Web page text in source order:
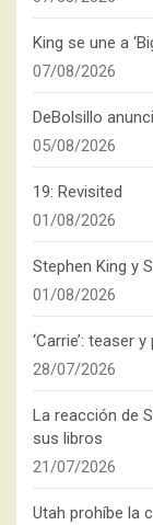
King se une a
07/08/2026
DeBolsillo
05/08/2026
19: Revisited
01/08/2026
Stephen King y
01/08/2026
‘Carrie’: teaser
28/07/2026
La reacción de
sus libros
21/07/2026
Utah prohíbe la